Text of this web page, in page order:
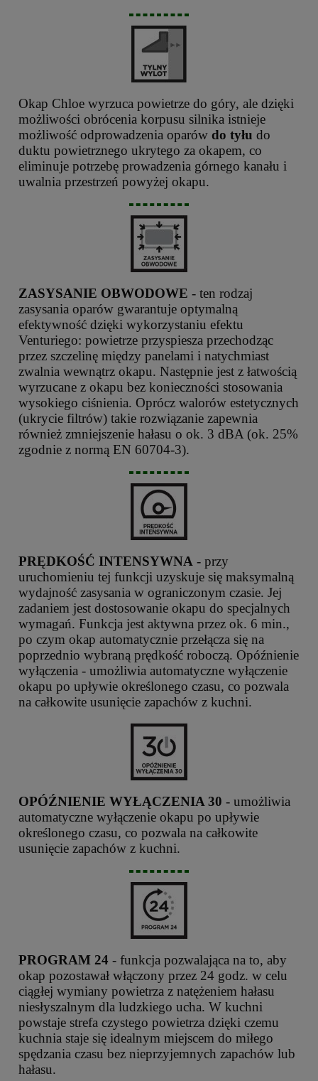
Okap Chloe wyrzuca powietrze do góry, ale dzięki
możliwości obrócenia korpusu silnika istnieje
możliwość odprowadzenia oparów do tyłu do
duktu powietrznego ukrytego za okapem, co
eliminuje potrzebę prowadzenia górnego kanału i
uwalnia przestrzeń powyżej okapu.
ZASYSANIE OBWODOWE - ten rodzaj
zasysania oparów gwarantuje optymalną
efektywność dzięki wykorzystaniu efektu
Venturiego: powietrze przyspiesza przechodząc
przez szczelinę między panelami i natychmiast
zwalnia wewnątrz okapu. Następnie jest z łatwością
wyrzucane z okapu bez konieczności stosowania
wysokiego ciśnienia. Oprócz walorów estetycznych
(ukrycie filtrów) takie rozwiązanie zapewnia
również zmniejszenie hałasu o ok. 3 dBA (ok. 25%
zgodnie z normą EN 60704-3).
PRĘDKOŚĆ INTENSYWNA - przy
uruchomieniu tej funkcji uzyskuje się maksymalną
wydajność zasysania w ograniczonym czasie. Jej
zadaniem jest dostosowanie okapu do specjalnych
wymagań. Funkcja jest aktywna przez ok. 6 min.,
po czym okap automatycznie przełącza się na
poprzednio wybraną prędkość roboczą. Opóźnienie
wyłączenia - umożliwia automatyczne wyłączenie
okapu po upływie określonego czasu, co pozwala
na całkowite usunięcie zapachów z kuchni.
OPÓŹNIENIE WYŁĄCZENIA 30 - umożliwia
automatyczne wyłączenie okapu po upływie
określonego czasu, co pozwala na całkowite
usunięcie zapachów z kuchni.
PROGRAM 24 - funkcja pozwalająca na to, aby
okap pozostawał włączony przez 24 godz. w celu
ciągłej wymiany powietrza z natężeniem hałasu
niesłyszalnym dla ludzkiego ucha. W kuchni
powstaje strefa czystego powietrza dzięki czemu
kuchnia staje się idealnym miejscem do miłego
spędzania czasu bez nieprzyjemnych zapachów lub
hałasu.